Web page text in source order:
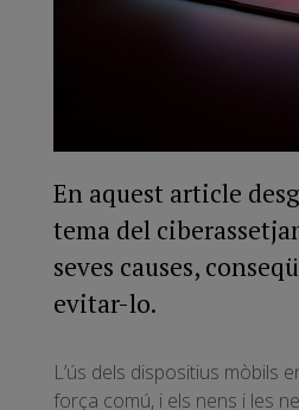
En aquest article
tema del
seves causes,
evitar-lo.
L’ús dels dispositius mòbils
força comú, i els nens i les